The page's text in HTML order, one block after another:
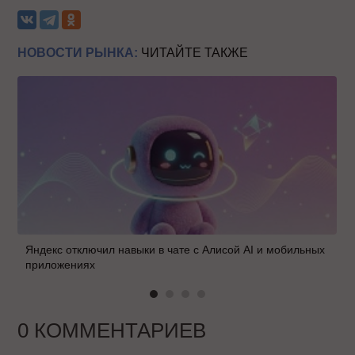
НОВОСТИ РЫНКА: ЧИТАЙТЕ ТАКЖЕ
Яндекс отключил навыки в чате с Алисой AI и мобильных
приложениях
0 КОММЕНТАРИЕВ